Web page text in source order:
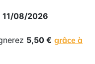
11/08/2026
5,50 € grâce à